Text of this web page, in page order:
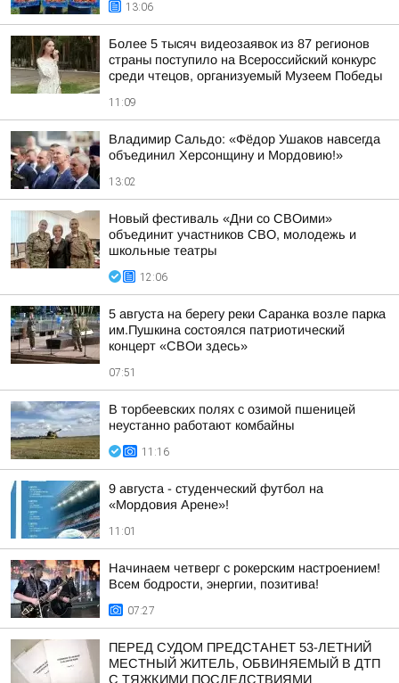
13:06
Более 5 тысяч видеозаявок из 87 регионов
страны поступило на Всероссийский конкурс
среди чтецов, организуемый Музеем Победы
11:09
Владимир Сальдо: «Фёдор Ушаков навсегда
объединил Херсонщину и Мордовию!»
13:02
Новый фестиваль «Дни со СВОими»
объединит участников СВО, молодежь и
школьные театры
12:06
5 августа на берегу реки Саранка возле парка
им.Пушкина состоялся патриотический
концерт «СВОи здесь»
07:51
В торбеевских полях с озимой пшеницей
неустанно работают комбайны
11:16
9 августа - студенческий футбол на
«Мордовия Арене»!
11:01
Начинаем четверг с рокерским настроением!
Всем бодрости, энергии, позитива!
07:27
ПЕРЕД СУДОМ ПРЕДСТАНЕТ 53-ЛЕТНИЙ
МЕСТНЫЙ ЖИТЕЛЬ, ОБВИНЯЕМЫЙ В ДТП
С ТЯЖКИМИ ПОСЛЕДСТВИЯМИ